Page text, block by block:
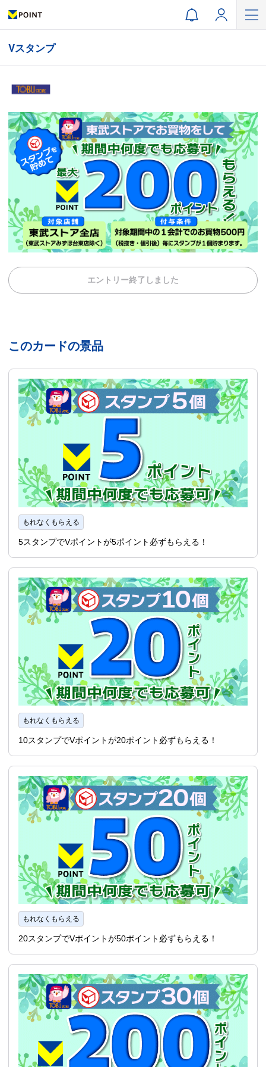
Vスタンプ
エントリー終了しました
このカードの景品
もれなくもらえる
5スタンプでVポイントが5ポイント必ずもらえる！
もれなくもらえる
10スタンプでVポイントが20ポイント必ずもらえる！
もれなくもらえる
20スタンプでVポイントが50ポイント必ずもらえる！